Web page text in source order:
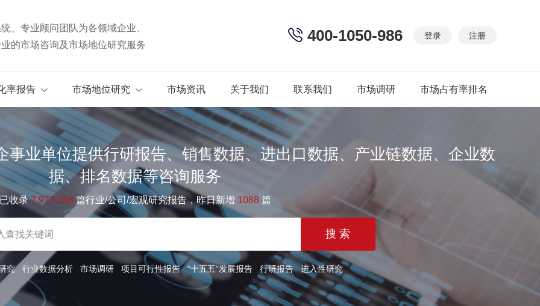
、专业顾问团队为各领域企业、
的市场咨询及市场地位研究服务
登录 注册
400-1050-986
率报告 市场地位研究 市场资讯 关于我们 联系我们 市场调研 市场占有率排名
事业单位提供行研报告、销售数据、进出口数据、产业链数据、企业数
据、排名数据等咨询服务
已收录7.973.258 篇行业/公司/宏观研究报告，昨日新增 1088 篇
究 行业数据分析 市场调研 项目可行性报告 “十五五”发展报告 行研报告 进入性研究